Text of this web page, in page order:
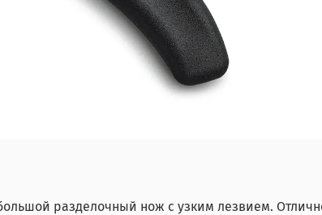
разделочный нож с узким лезвием.